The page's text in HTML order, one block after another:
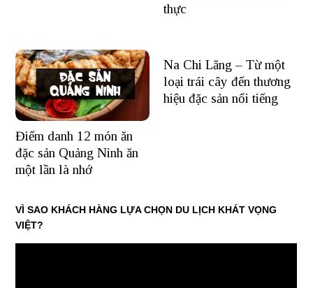
thực
Điểm danh 12 món ăn
đặc sản Quảng Ninh ăn
một lần là nhớ
Na Chi Lăng – Từ một
loại trái cây đến thương
hiệu đặc sản nổi tiếng
VÌ SAO KHÁCH HÀNG LỰA CHỌN DU LỊCH KHÁT VỌNG
VIỆT?